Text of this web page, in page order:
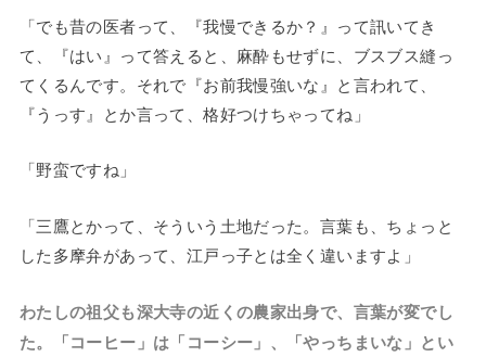
「でも昔の医者って、『我慢できるか？』って訊いてき
て、『はい』って答えると、麻酔もせずに、ブスブス縫っ
てくるんです。それで『お前我慢強いな』と言われて、
『うっす』とか言って、格好つけちゃってね」
「野蛮ですね」
「三鷹とかって、そういう土地だった。言葉も、ちょっと
した多摩弁があって、江戸っ子とは全く違いますよ」
わたしの祖父も深大寺の近くの農家出身で、言葉が変でし
た。「コーヒー」は「コーシー」、「やっちまいな」とい